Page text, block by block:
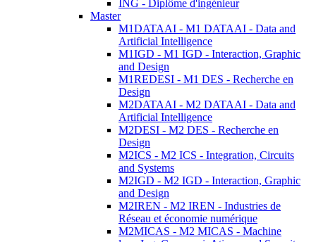
ING - Diplôme d'ingénieur
Master
M1DATAAI - M1 DATAAI - Data and
Artificial Intelligence
M1IGD - M1 IGD - Interaction, Graphic
and Design
M1REDESI - M1 DES - Recherche en
Design
M2DATAAI - M2 DATAAI - Data and
Artificial Intelligence
M2DESI - M2 DES - Recherche en
Design
M2ICS - M2 ICS - Integration, Circuits
and Systems
M2IGD - M2 IGD - Interaction, Graphic
and Design
M2IREN - M2 IREN - Industries de
Réseau et économie numérique
M2MICAS - M2 MICAS - Machine